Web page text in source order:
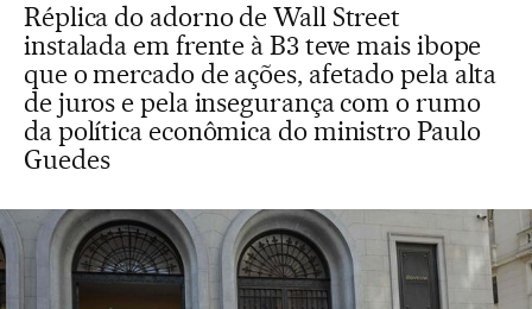
Réplica do adorno de Wall Street
instalada em frente à B3 teve mais ibope
que o mercado de ações, afetado pela alta
de juros e pela insegurança com o rumo
da política econômica do ministro Paulo
Guedes